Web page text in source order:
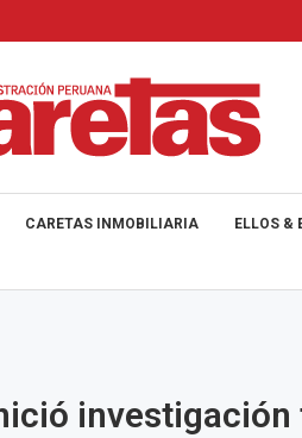
CARETAS INMOBILIARIA ELLOS &
investigación